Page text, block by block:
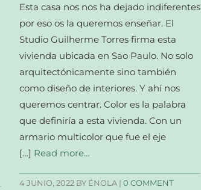
Esta casa nos nos ha dejado indiferentes
por eso os la queremos enseñar. El
Studio Guilherme Torres firma esta
vivienda ubicada en Sao Paulo. No solo
arquitectónicamente sino también
como diseño de interiores. Y ahí nos
queremos centrar. Color es la palabra
que definiría a esta vivienda. Con un
armario multicolor que fue el eje
[…] Read more…
4 JUNIO, 2022 BY ÉNOLA | 0 COMMENT